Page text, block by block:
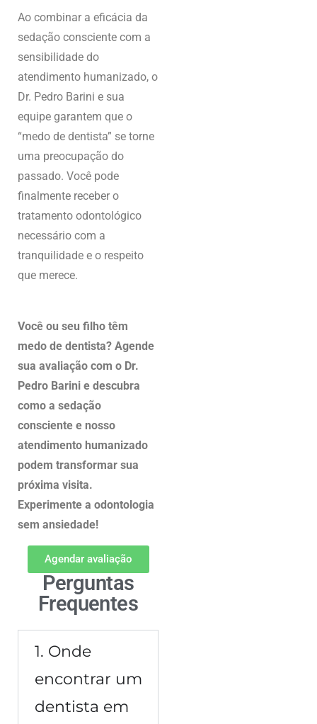
Ao combinar a eficácia da
sedação consciente com a
sensibilidade do
atendimento humanizado, o
Dr. Pedro Barini e sua
equipe garantem que o
“medo de dentista” se torne
uma preocupação do
passado. Você pode
finalmente receber o
tratamento odontológico
necessário com a
tranquilidade e o respeito
que merece.
Você ou seu filho têm
medo de dentista? Agende
sua avaliação com o Dr.
Pedro Barini e descubra
como a sedação
consciente e nosso
atendimento humanizado
podem transformar sua
próxima visita.
Experimente a odontologia
sem ansiedade!
Agendar avaliação
Perguntas
Frequentes
1. Onde
encontrar um
dentista em